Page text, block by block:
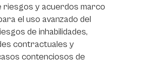
riesgos y acuerdos marco
el uso avanzado del
de inhabilidades,
contractuales y
contenciosos de